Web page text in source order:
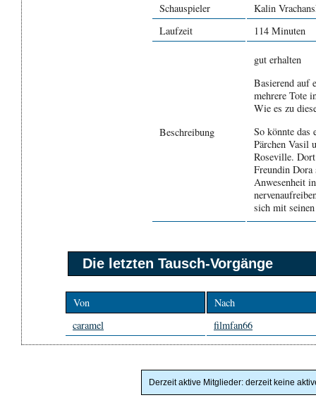
Schauspieler
Kalin
Laufzeit
114 Minuten
Beschreibung
gut erhalten
Basierend auf
mehrere Tote
Wie es zu
So könnte das
Pärchen Vasil
Roseville. Dort
Freundin Dora
Anwesenheit
sich mit
Die letzten Tausch-Vorgänge
Von
Nach
caramel
filmfan66
Derzeit aktive Mitglieder: derzeit keine